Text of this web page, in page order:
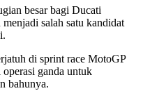
besar bagi Ducati
salah satu kandidat
di sprint race MotoGP
ganda untuk
bahunya.